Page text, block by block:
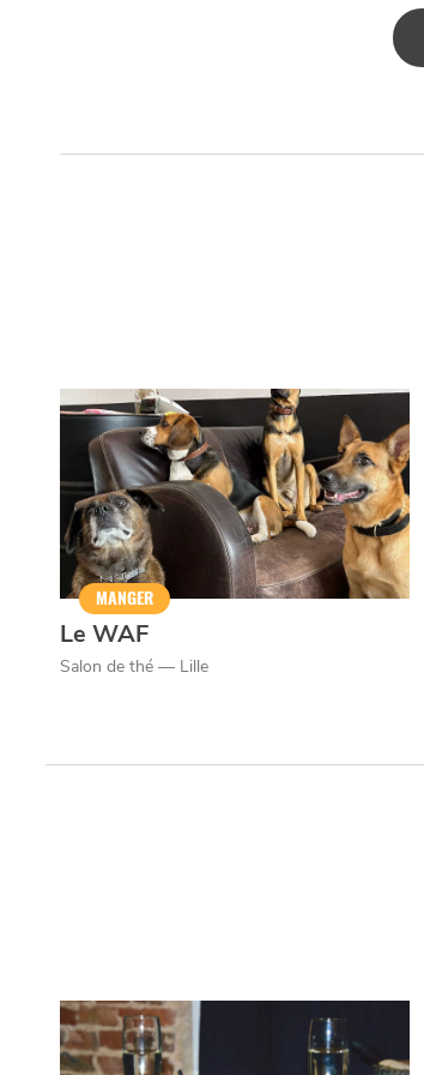
Qui sommes-nous ? Grande Cause
Politique éditoriale
Espace presse
Mentions légales
MANGER
Le WAF
Salon de thé — Lille